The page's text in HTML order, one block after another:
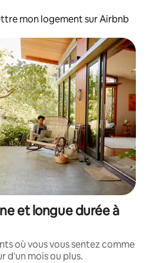
mon logement sur Airbnb
et longue durée à
où vous vous sentez comme
d'un mois ou plus.